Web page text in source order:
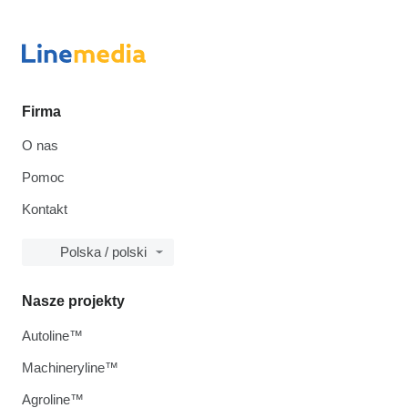
Firma
O nas
Pomoc
Kontakt
Polska / polski
Nasze projekty
Autoline™
Machineryline™
Agroline™